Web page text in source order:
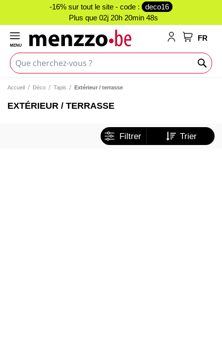
-16% sur tout le site - code :
deco16
Plus que 02j 20h 20min 48s
FR
MENU
Accueil Déco Tapis Extérieur / terrasse
EXTÉRIEUR / TERRASSE
Filtrer Trier